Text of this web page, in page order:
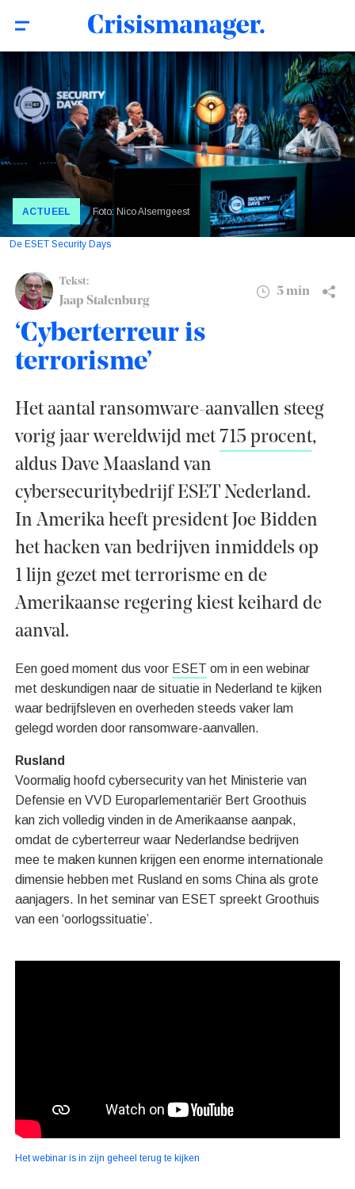
‘Cyberterreur is terrorisme’
ACTUEEL Foto: Nico Alsemgeest
De ESET Security Days
Tekst:
Jaap Stalenburg
5 min
‘Cyberterreur is
terrorisme’
Het aantal ransomware-aanvallen steeg
vorig jaar wereldwijd met715 procent,
aldus Dave Maasland van
cybersecuritybedrijf ESET Nederland.
In Amerika heeft president Joe Bidden
het hacken van bedrijven inmiddels op
1 lijn gezet met terrorisme en de
Amerikaanse regering kiest keihard de
aanval.
Een goed moment dus voor ESET om in een webinar
met deskundigen naar de situatie in Nederland te kijken
waar bedrijfsleven en overheden steeds vaker lam
gelegd worden door ransomware-aanvallen.
Rusland
Voormalig hoofd cybersecurity van het Ministerie van
Defensie en VVD Europarlementariër Bert Groothuis
kan zich volledig vinden in de Amerikaanse aanpak,
omdat de cyberterreur waar Nederlandse bedrijven
mee te maken kunnen krijgen een enorme internationale
dimensie hebben met Rusland en soms China als grote
aanjagers. In het seminar van ESET spreekt Groothuis
van een ‘oorlogssituatie’.
Het webinar is in zijn geheel terug te kijken